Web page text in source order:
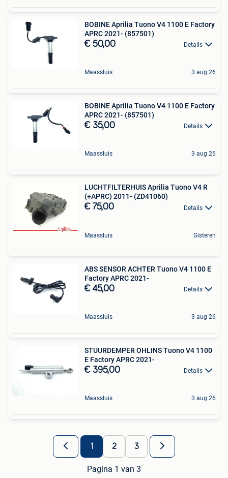
BOBINE Aprilia Tuono V4 1100 E Factory
APRC 2021- (857501)
€ 50,00 Details
Maassluis 3 aug 26
BOBINE Aprilia Tuono V4 1100 E Factory
APRC 2021- (857501)
€ 35,00 Details
Maassluis 3 aug 26
LUCHTFILTERHUIS Aprilia Tuono V4 R
(+APRC) 2011- (ZD41060)
€ 75,00 Details
Maassluis Gisteren
ABS SENSOR ACHTER Tuono V4 1100 E
Factory APRC 2021-
€ 45,00 Details
Maassluis 3 aug 26
STUURDEMPER OHLINS Tuono V4 1100
E Factory APRC 2021-
€ 395,00 Details
Maassluis 3 aug 26
1 2 3
Pagina 1 van 3